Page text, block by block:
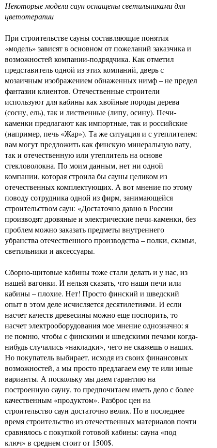
Некоторые модели саун оснащены светильниками для
цветотерапии
При строительстве сауны составляющие понятия
«модель» зависят в основном от пожеланий заказчика и
возможностей компании-подрядчика. Как отметил
представитель одной из этих компаний, дверь с
мозаичным изображением обнаженных нимф – не предел
фантазии клиентов. Отечественные строители
используют для кабины как хвойные породы дерева
(сосну, ель), так и лиственные (липу, осину). Печи-
каменки предлагают как импортные, так и российские
(например, печь «Жар»). Та же ситуация и с утеплителем:
вам могут предложить как финскую минеральную вату,
так и отечественную или утеплитель на основе
стекловолокна. По моим данным, нет ни одной
компании, которая строила бы сауны целиком из
отечественных комплектующих. А вот мнение по этому
поводу сотрудника одной из фирм, занимающейся
строительством саун: «Достаточно давно в России
производят дровяные и электрические печи-каменки, без
проблем можно заказать предметы внутреннего
убранства отечественного производства – полки, скамьи,
светильники и аксессуары.
Сборно-щитовые кабины тоже стали делать и у нас, из
нашей вагонки. И нельзя сказать, что наши печи или
кабины – плохие. Нет! Просто финский и шведский
опыт в этом деле исчисляется десятилетиями. И если
насчет качеств древесины можно еще поспорить, то
насчет электрооборудования мое мнение однозначно: я
не помню, чтобы с финскими и шведскими печами когда-
нибудь случались «накладки», чего не скажешь о наших.
Но покупатель выбирает, исходя из своих финансовых
возможностей, а мы просто предлагаем ему те или иные
варианты. А поскольку мы даем гарантию на
построенную сауну, то предпочитаем иметь дело с более
качественным «продуктом». Разброс цен на
строительство саун достаточно велик. Но в последнее
время строительство из отечественных материалов почти
сравнялось с покупкой готовой кабины: сауна «под
ключ» в среднем стоит от 1500$.